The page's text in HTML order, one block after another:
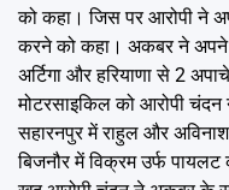
को कहा। जिस पर आरोपी ने
करने को कहा। अकबर ने
अर्टिगा और हरियाणा से 2
मोटरसाइकिल को आरोपी
सहारनपुर में राहुल और
बिजनौर में विक्रम उर्फ